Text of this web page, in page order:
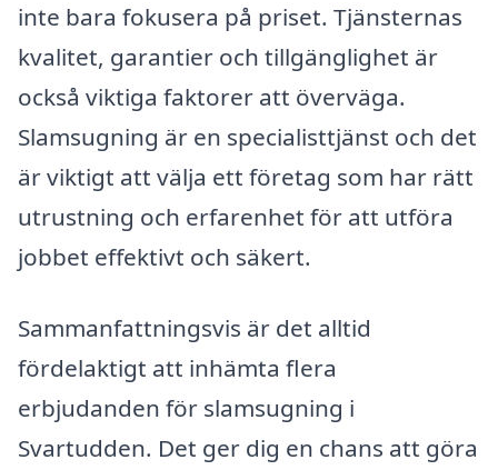
inte bara fokusera på priset. Tjänsternas
kvalitet, garantier och tillgänglighet är
också viktiga faktorer att överväga.
Slamsugning är en specialisttjänst och det
är viktigt att välja ett företag som har rätt
utrustning och erfarenhet för att utföra
jobbet effektivt och säkert.
Sammanfattningsvis är det alltid
fördelaktigt att inhämta flera
erbjudanden för slamsugning i
Svartudden. Det ger dig en chans att göra